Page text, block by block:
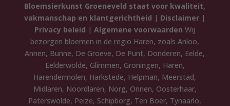
Bloemsierkunst Groeneveld staat voor kwaliteit,
vakmanschap en klantgerichtheid | Disclaimer |
Privacy beleid |Algemene voorwaarden Wij
bezorgen bloemen in de regio Haren, zoals Anloo,
Annen, Bunne, De Groeve, De Punt, Donderen, Eelde,
Eelderwolde, Glimmen, Groningen, Haren,
Harendermolen, Harkstede, Helpman, Meerstad,
Midlaren, Noordlaren, Norg, Onnen, Oosterhaar,
Paterswolde, Peize, Schipborg, Ten Boer, Tynaarlo,